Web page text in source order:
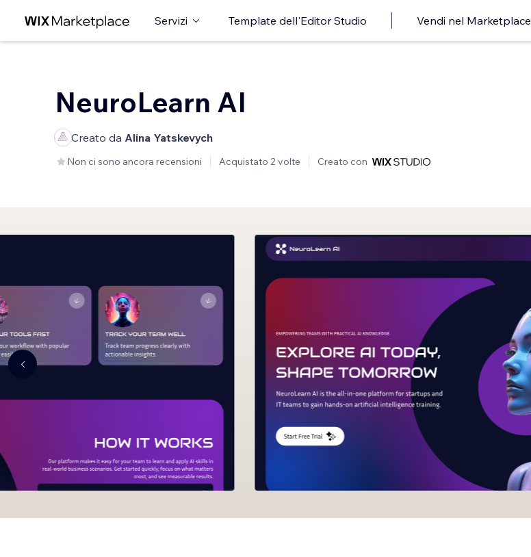
Servizi Template dell'Editor Studio Vendi nel Marketplace
NeuroLearn AI
Creato da Alina Yatskevych
Non ci sono ancora recensioni Acquistato 2 volte Creato con